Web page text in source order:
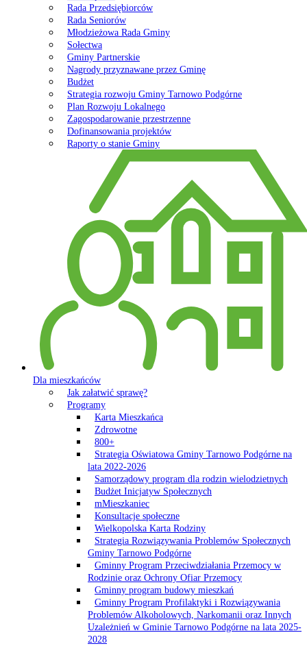
Rada Przedsiębiorców
Rada Seniorów
Młodzieżowa Rada Gminy
Sołectwa
Gminy Partnerskie
Nagrody przyznawane przez Gminę
Budżet
Strategia rozwoju Gminy Tarnowo Podgórne
Plan Rozwoju Lokalnego
Zagospodarowanie przestrzenne
Dofinansowania projektów
Raporty o stanie Gminy
Dla mieszkańców
Jak załatwić sprawę?
Programy
Karta Mieszkańca
Zdrowotne
800+
Strategia Oświatowa Gminy Tarnowo Podgórne na
lata 2022-2026
Samorządowy program dla rodzin wielodzietnych
Budżet Inicjatyw Społecznych
mMieszkaniec
Konsultacje społeczne
Wielkopolska Karta Rodziny
Strategia Rozwiązywania Problemów Społecznych
Gminy Tarnowo Podgórne
Gminny Program Przeciwdziałania Przemocy w
Rodzinie oraz Ochrony Ofiar Przemocy
Gminny program budowy mieszkań
Gminny Program Profilaktyki i Rozwiązywania
Problemów Alkoholowych, Narkomanii oraz Innych
Uzależnień w Gminie Tarnowo Podgórne na lata 2025-
2028